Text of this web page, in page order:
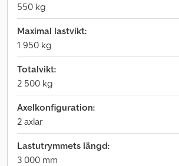
550 kg
Maximal lastvikt:
1 950 kg
Totalvikt:
2 500 kg
Axelkonfiguration:
2 axlar
Lastutrymmets längd:
3 000 mm